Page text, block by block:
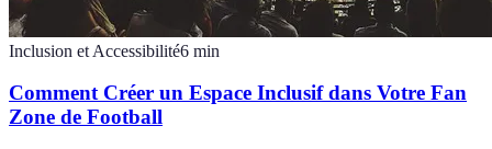
Inclusion et Accessibilité6 min
Comment Créer un Espace Inclusif dans Votre Fan
Zone de Football